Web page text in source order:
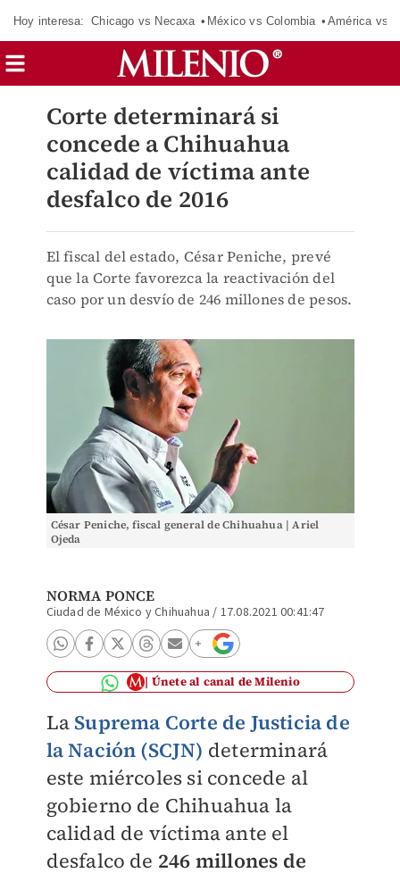
Hoy interesa: Chicago vs Necaxa México vs Colombia América vs
Corte determinará si
concede a Chihuahua
calidad de víctima ante
desfalco de 2016
El fiscal del estado, César Peniche, prevé
que la Corte favorezca la reactivación del
caso por un desvío de 246 millones de pesos.
César Peniche, fiscal general de Chihuahua | Ariel
Ojeda
NORMA PONCE
Ciudad de México y Chihuahua / 17.08.2021 00:41:47
Únete al canal de Milenio
La Suprema Corte de Justicia de
la Nación (SCJN) determinará
este miércoles si concede al
gobierno de Chihuahua la
calidad de víctima ante el
desfalco de 246 millones de